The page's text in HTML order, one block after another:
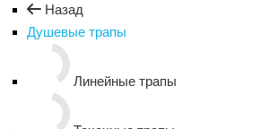
Назад
Душевые трапы
Линейные трапы